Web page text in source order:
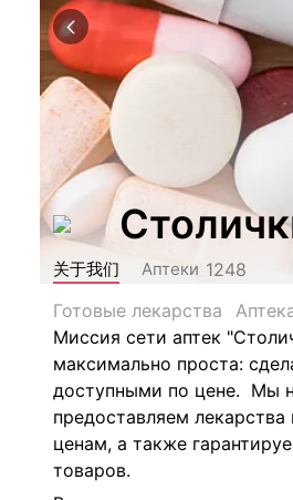
关于我们 Аптеки 1248
Готовые лекарства
Миссия сети аптек
максимально проста:
доступными по цене. Мы
предоставляем лекарства
ценам, а также
товаров.